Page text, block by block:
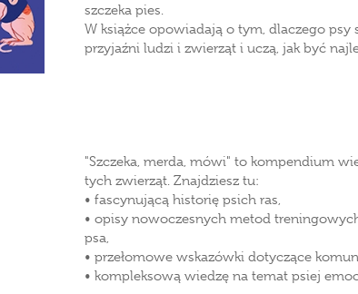
szczeka pies.
W książce opowiadają o tym, dlaczego psy
przyjaźni ludzi i zwierząt i uczą, jak być
"Szczeka, merda, mówi" to kompendium
tych zwierząt. Znajdziesz tu:
• fascynującą historię psich ras,
• opisy nowoczesnych metod
psa,
• przełomowe wskazówki dotyczące
• kompleksową wiedzę na temat psiej